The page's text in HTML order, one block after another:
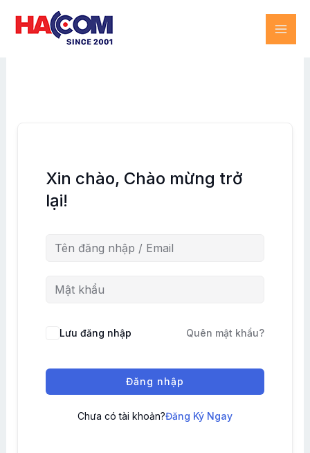
Xin chào, Chào mừng trở
lại!
Lưu đăng nhập Quên mật khẩu?
Đăng nhập
Chưa có tài khoản?Đăng Ký Ngay